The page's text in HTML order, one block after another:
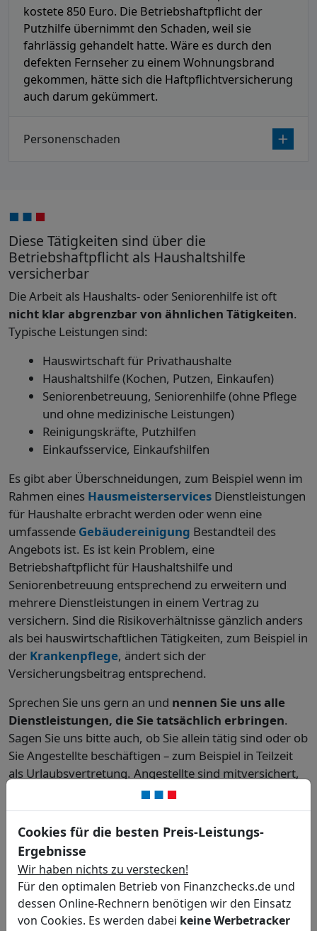
kostete 850 Euro. Die Betriebshaftpflicht der
Putzhilfe übernimmt den Schaden, weil sie
fahrlässig gehandelt hatte. Wäre es durch den
defekten Fernseher zu einem Wohnungsbrand
gekommen, hätte sich die Haftpflichtversicherung
auch darum gekümmert.
Personenschaden
Diese Tätigkeiten sind über die
Betriebshaftpflicht als Haushaltshilfe
versicherbar
Die Arbeit als Haushalts- oder Seniorenhilfe ist oft
nicht klar abgrenzbar von ähnlichen Tätigkeiten.
Typische Leistungen sind:
Hauswirtschaft für Privathaushalte
Haushaltshilfe (Kochen, Putzen, Einkaufen)
Seniorenbetreuung, Seniorenhilfe (ohne Pflege
und ohne medizinische Leistungen)
Reinigungskräfte, Putzhilfen
Einkaufsservice, Einkaufshilfen
Es gibt aber Überschneidungen, zum Beispiel wenn im
Rahmen eines Hausmeisterservices Dienstleistungen
für Haushalte erbracht werden oder wenn eine
umfassende Gebäudereinigung Bestandteil des
Angebots ist. Es ist kein Problem, eine
Betriebshaftpflicht für Haushaltshilfe und
Seniorenbetreuung entsprechend zu erweitern und
mehrere Dienstleistungen in einem Vertrag zu
versichern. Sind die Risikoverhältnisse gänzlich anders
als bei hauswirtschaftlichen Tätigkeiten, zum Beispiel in
der Krankenpflege, ändert sich der
Versicherungsbeitrag entsprechend.
Sprechen Sie uns gern an und nennen Sie uns alle
Dienstleistungen, die Sie tatsächlich erbringen.
Sagen Sie uns bitte auch, ob Sie allein tätig sind oder ob
Sie Angestellte beschäftigen – zum Beispiel in Teilzeit
als Urlaubsvertretung. Angestellte sind mitversichert,
im Gegensatz zu selbstständigen Aushilfen und
Subunternehmern, die eine eigene Versicherung
benötigen.
Cookies für die besten Preis-Leistungs-
Ergebnisse
Wir haben nichts zu verstecken!
Für den optimalen Betrieb von Finanzchecks.de und
dessen Online-Rechnern benötigen wir den Einsatz
von Cookies. Es werden dabei keine Werbetracker